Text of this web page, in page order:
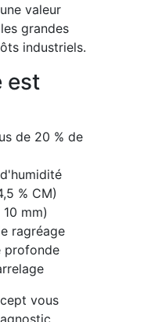
valeur
grandes
industriels.
est
de 20 % de
% CM)
mm)
ragréage
profonde
vous